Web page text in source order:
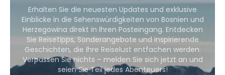
Erhalten Sie die neuesten Updates und exklusive
Einblicke in die Sehenswürdigkeiten von Bosnien und
Herzegowina direkt in Ihren Posteingang. Entdecken
Sie Reisetipps, Sonderangebote und inspirierende
Geschichten, die Ihre Reiselust entfachen werden.
Verpassen Sie nichts – melden Sie sich jetzt an und
seien Sie Teil jedes Abenteuers!